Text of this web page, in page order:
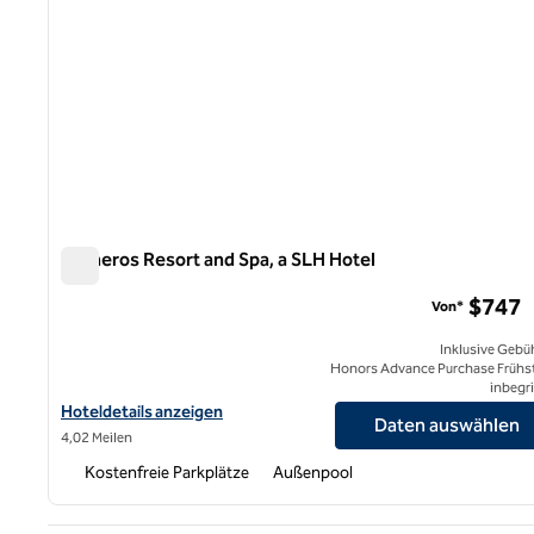
Carneros Resort and Spa, a SLH Hotel
Hoteldetails für Carneros Resort and Spa, a SLH Hotel anzeigen
Hoteldetails anzeigen
4,02 Meilen
Von* $747
Inklusive
Honors Advance Purchase
Daten auswählen
Kostenfreie Parkplätze Außenpool